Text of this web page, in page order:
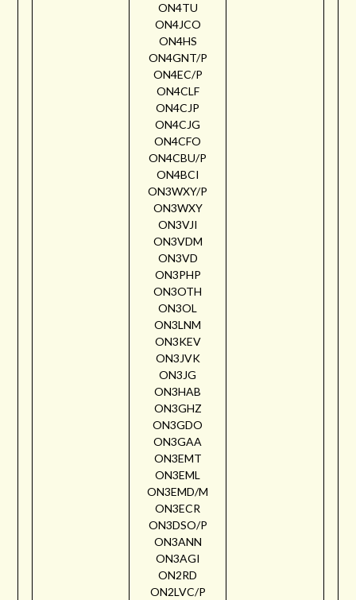
ON4TU
ON4JCO
ON4HS
ON4GNT/P
ON4EC/P
ON4CLF
ON4CJP
ON4CJG
ON4CFO
ON4CBU/P
ON4BCI
ON3WXY/P
ON3WXY
ON3VJI
ON3VDM
ON3VD
ON3PHP
ON3OTH
ON3OL
ON3LNM
ON3KEV
ON3JVK
ON3JG
ON3HAB
ON3GHZ
ON3GDO
ON3GAA
ON3EMT
ON3EML
ON3EMD/M
ON3ECR
ON3DSO/P
ON3ANN
ON3AGI
ON2RD
ON2LVC/P